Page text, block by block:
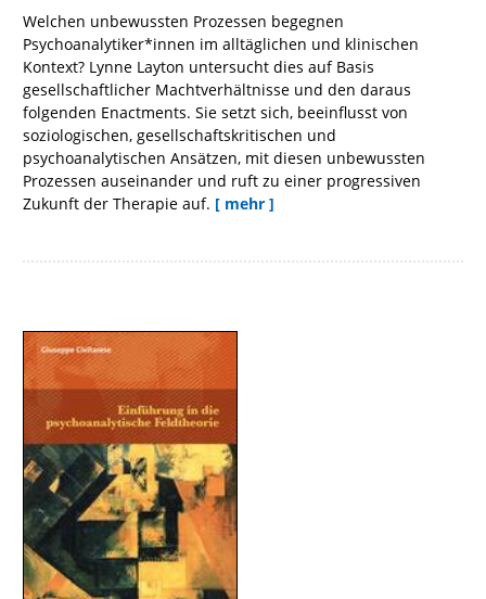
Welchen unbewussten Prozessen begegnen
Psychoanalytiker*innen im alltäglichen und klinischen
Kontext? Lynne Layton untersucht dies auf Basis
gesellschaftlicher Machtverhältnisse und den daraus
folgenden Enactments. Sie setzt sich, beeinflusst von
soziologischen, gesellschaftskritischen und
psychoanalytischen Ansätzen, mit diesen unbewussten
Prozessen auseinander und ruft zu einer progressiven
Zukunft der Therapie auf. [ mehr ]